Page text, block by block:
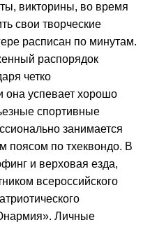
викторины, во время
свои творческие
расписан по минутам.
распорядок
четко
она успевает хорошо
спортивные
занимается
поясом по тхеквондо. В
и верховая езда,
всероссийского
Личные